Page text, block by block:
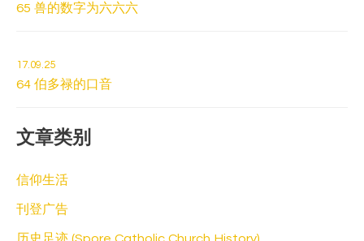
65 兽的数字为六六六
17.09.25
64 伯多禄的口音
文章类别
信仰生活
刊登广告